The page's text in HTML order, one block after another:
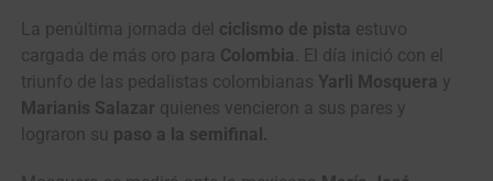
La penúltima jornada del ciclismo de pista estuvo
cargada de más oro para Colombia . El día inició con el
triunfo de las pedalistas colombianas Yarli Mosquera y
Marianis Salazar quienes vencieron a sus pares y
lograron su paso a la semifinal.